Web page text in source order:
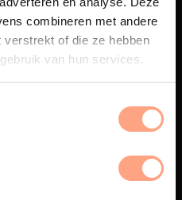
combineren met andere
verstrekt of die ze hebben
van hun services.